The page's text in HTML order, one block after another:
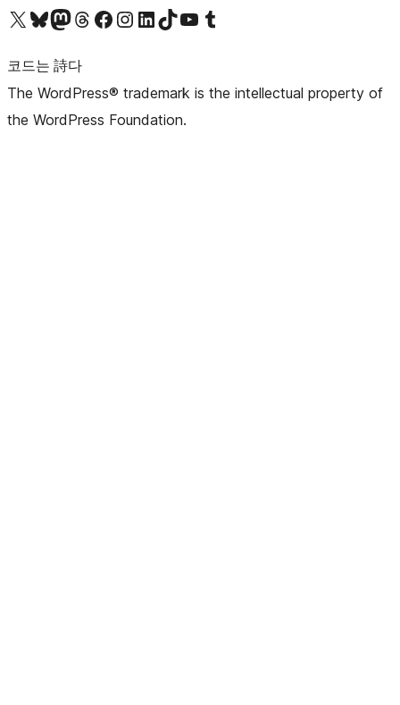
X(이전 트위터) 계정 방문하기블루스카이 계정 방문하기마스토돈 계정 방문하기스레드 계정 방문하기 페이스북 페이지 방문하기인스타그램 계정 방문하기 LinkedIn 계정 방문하기틱톡 계정 방문하기유튜브 채널 방문하기 텀블러 계정 방문하기
코드는 詩다
The WordPress® trademark is the intellectual property of
the WordPress Foundation.